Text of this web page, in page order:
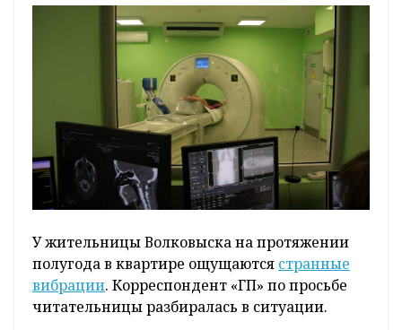
У жительницы Волковыска на протяжении
полугода в квартире ощущаются странные
вибрации. Корреспондент «ГП» по просьбе
читательницы разбиралась в ситуации.